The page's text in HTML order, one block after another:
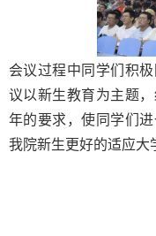
会议过程中同学们积
议以新生教育为主题
年的要求，使同学们
我院新生更好的适应大